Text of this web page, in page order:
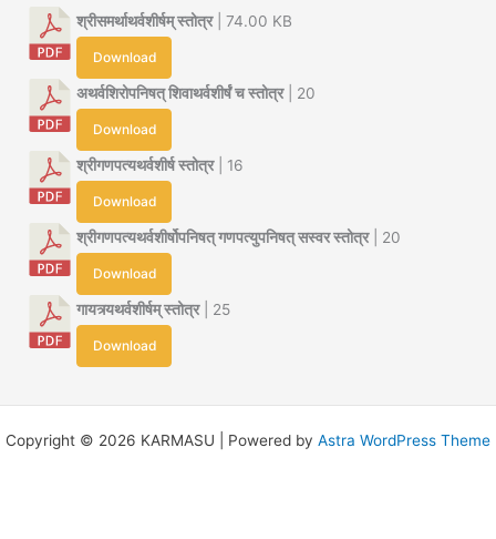
श्रीसमर्थाथर्वशीर्षम् स्तोत्र| 74.00 KB
Download
अथर्वशिरोपनिषत् शिवाथर्वशीर्षं च स्तोत्र| 20
Download
श्रीगणपत्यथर्वशीर्ष स्तोत्र| 16
Download
श्रीगणपत्यथर्वशीर्षोपनिषत् गणपत्युपनिषत् सस्वर स्तोत्र| 20
Download
गायत्र्यथर्वशीर्षम् स्तोत्र| 25
Download
Copyright © 2026 KARMASU | Powered by Astra WordPress Theme